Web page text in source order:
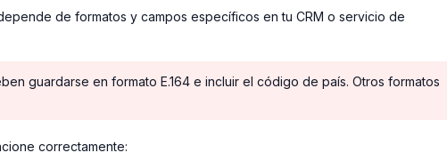
de formatos y campos específicos en tu CRM o servicio de
guardarse en formato E.164 e incluir el código de país. Otros formatos
correctamente: